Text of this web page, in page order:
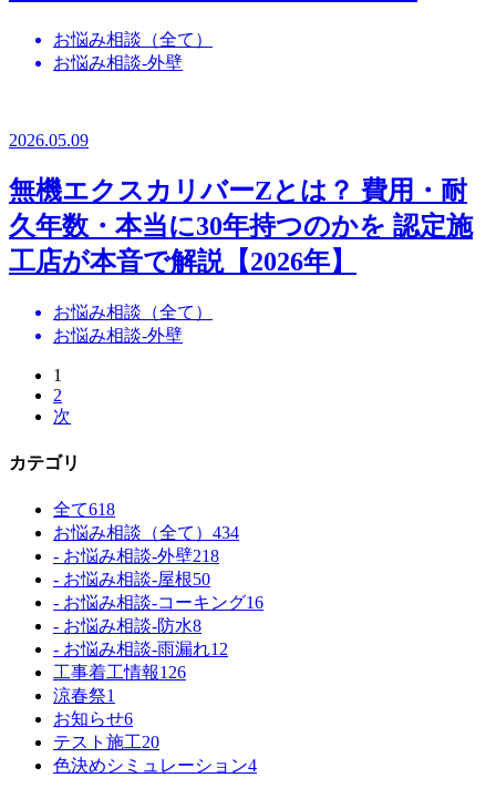
お悩み相談（全て）
お悩み相談-外壁
2026.05.09
無機エクスカリバーZとは？ 費用・耐
久年数・本当に30年持つのかを 認定施
工店が本音で解説【2026年】
お悩み相談（全て）
お悩み相談-外壁
1
2
次
カテゴリ
全て618
お悩み相談（全て） 434
- お悩み相談-外壁218
- お悩み相談-屋根50
- お悩み相談-コーキング16
- お悩み相談-防水8
- お悩み相談-雨漏れ12
工事着工情報126
涼春祭1
お知らせ6
テスト施工20
色決めシミュレーション4